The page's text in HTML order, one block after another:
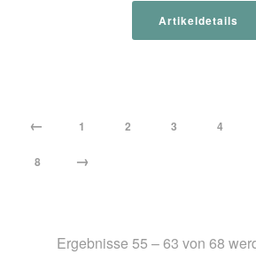
Artikeldetails
← 1 2 3 4
8 →
Ergebnisse 55 – 63 von 68